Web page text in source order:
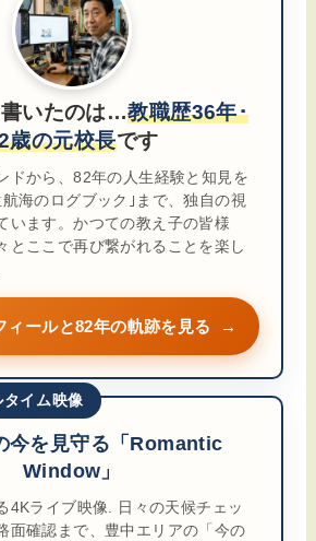
書いたのは…教職歴36年･
歳の元校長です
ドから、82年の人生経験と知見を
海のログブック｣まで、独自の視
います。かつての教え子の皆様
とここで再び繋がれることを楽し
ィールと82年の軌跡を見る →
イム映像
今を見守る「Romantic
Window」
4Kライブ映像. 日々の天候チェッ
面確認まで、豊中エリアの「今の